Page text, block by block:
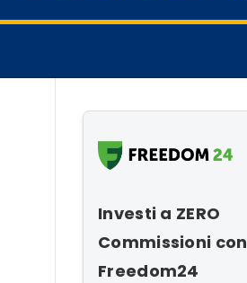
Investi a ZERO
Commissioni con
Freedom24